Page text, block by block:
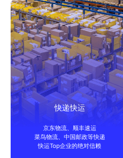
快递快运
快递快运
京东物流、顺丰速运
菜鸟物流、中国邮政等快递
快运Top企业的绝对信赖